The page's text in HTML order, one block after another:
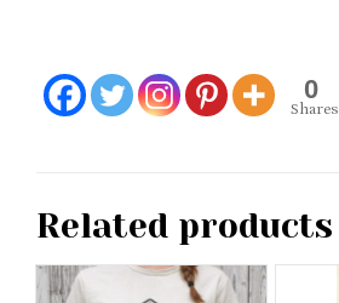
0
Shares
Related products